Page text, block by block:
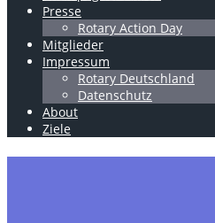
Presse
Rotary Action Day
Mitglieder
Impressum
Rotary Deutschland
Datenschutz
About
Ziele